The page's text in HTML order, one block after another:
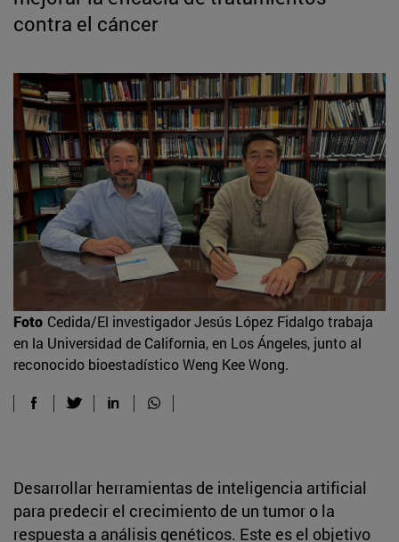
contra el cáncer
Foto Cedida/El investigador Jesús López Fidalgo trabaja
en la Universidad de California, en Los Ángeles, junto al
reconocido bioestadístico Weng Kee Wong.
Desarrollar herramientas de inteligencia artificial
para predecir el crecimiento de un tumor o la
respuesta a análisis genéticos. Este es el objetivo